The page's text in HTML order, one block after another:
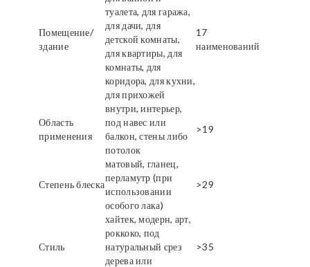
Помещение/
здание
туалета, для гаража,
для дачи, для
детской комнаты,
для квартиры, для
комнаты, для
коридора, для кухни,
для прихожей
17
наименований
Область
применения
внутри, интерьер,
под навес или
балкон, стены либо
потолок
>19
Степень блеска
матовый, гланец,
перламутр (при
использовании
особого лака)
>29
Стиль
хайтек, модерн, арт,
роккоко, под
натуральный срез
дерева или
>35